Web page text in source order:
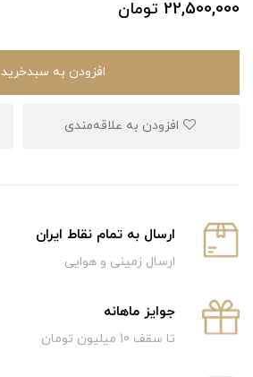
22,500,000 تومان
افزودن به سبدخرید
ارسال به تمام نقاط ایران
ارسال زمینی و هوایی
جوایز ماهانه
تا سقف 10 میلیون تومان